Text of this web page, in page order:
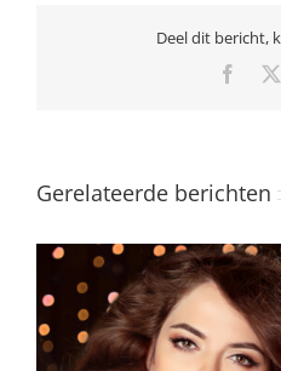
Deel dit bericht,
Gerelateerde berichten